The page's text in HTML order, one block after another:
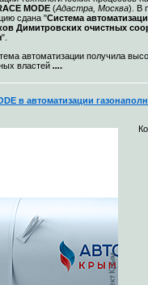
MODE (Адастра, Москва). В
сдана "Система
Димитровских очистных
".
автоматизации получила
властей ....
в автоматизации